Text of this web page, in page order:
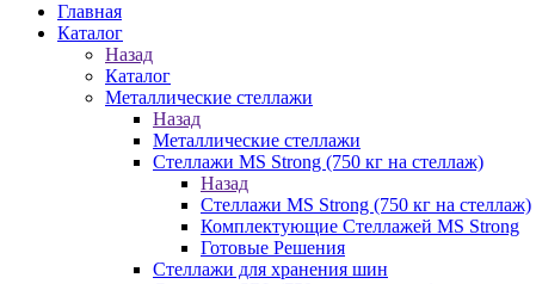
Главная
Каталог
Назад
Каталог
Металлические стеллажи
Назад
Металлические стеллажи
Стеллажи MS Strong (750 кг на стеллаж)
Назад
Стеллажи MS Strong (750 кг на стеллаж)
Комплектующие Стеллажей MS Strong
Готовые Решения
Стеллажи для хранения шин